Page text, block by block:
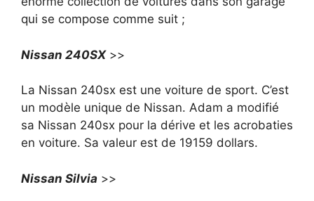
qui se compose comme suit ;
Nissan 240SX>>
La Nissan 240sx est une voiture de sport. C’est
un modèle unique de Nissan. Adam a modifié
sa Nissan 240sx pour la dérive et les acrobaties
en voiture. Sa valeur est de 19159 dollars.
Nissan Silvia >>